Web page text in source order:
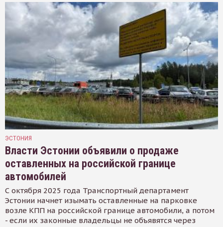
ЭСТОНИЯ
Власти Эстонии объявили о продаже
оставленных на российской границе
автомобилей
С октября 2025 года Транспортный департамент
Эстонии начнет изымать оставленные на парковке
возле КПП на российской границе автомобили, а потом
- если их законные владельцы не объявятся через